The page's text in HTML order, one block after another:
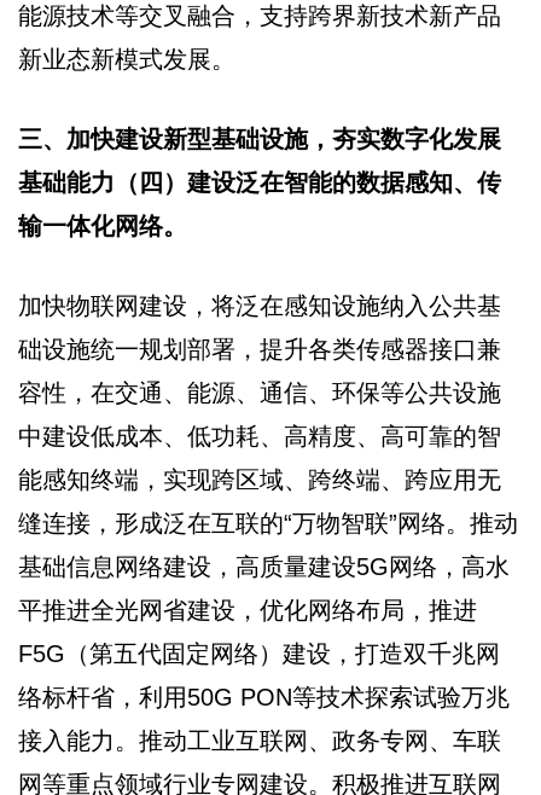
能源技术等交叉融合，支持跨界新技术新产品
新业态新模式发展。
三、加快建设新型基础设施，夯实数字化发展
基础能力（四）建设泛在智能的数据感知、传
输一体化网络。
加快物联网建设，将泛在感知设施纳入公共基
础设施统一规划部署，提升各类传感器接口兼
容性，在交通、能源、通信、环保等公共设施
中建设低成本、低功耗、高精度、高可靠的智
能感知终端，实现跨区域、跨终端、跨应用无
缝连接，形成泛在互联的“万物智联”网络。推动
基础信息网络建设，高质量建设5G网络，高水
平推进全光网省建设，优化网络布局，推进
F5G（第五代固定网络）建设，打造双千兆网
络标杆省，利用50G PON等技术探索试验万兆
接入能力。推动工业互联网、政务专网、车联
网等重点领域行业专网建设。积极推进互联网